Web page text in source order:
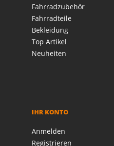
Fahrradzubehör
Fahrradteile
Bekleidung
Top Artikel
Neuheiten
IHR KONTO
Anmelden
Registrieren